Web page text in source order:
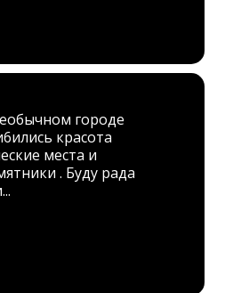
городе
красота
места и
. Буду рада